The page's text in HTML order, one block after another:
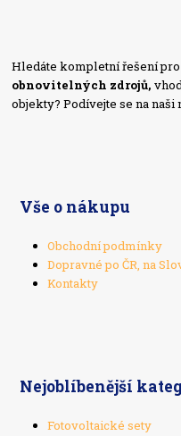
Hledáte kompletní řešení
obnovitelných zdrojů,
objekty? Podívejte se na naši
Vše o nákupu
Obchodní podmínky
Dopravné po ČR, na
Kontakty
Nejoblíbenější
Fotovoltaické sety